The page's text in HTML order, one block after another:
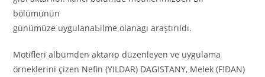
bölümünün
günümüze uygulanaЬilme olanagı araştırıldı.
Motifleri albümden aktarıp düzenleyen ve uygulama
örneklerini çizen Nefin (YILDAR) DAGISTANY, Melek (F!DAN)